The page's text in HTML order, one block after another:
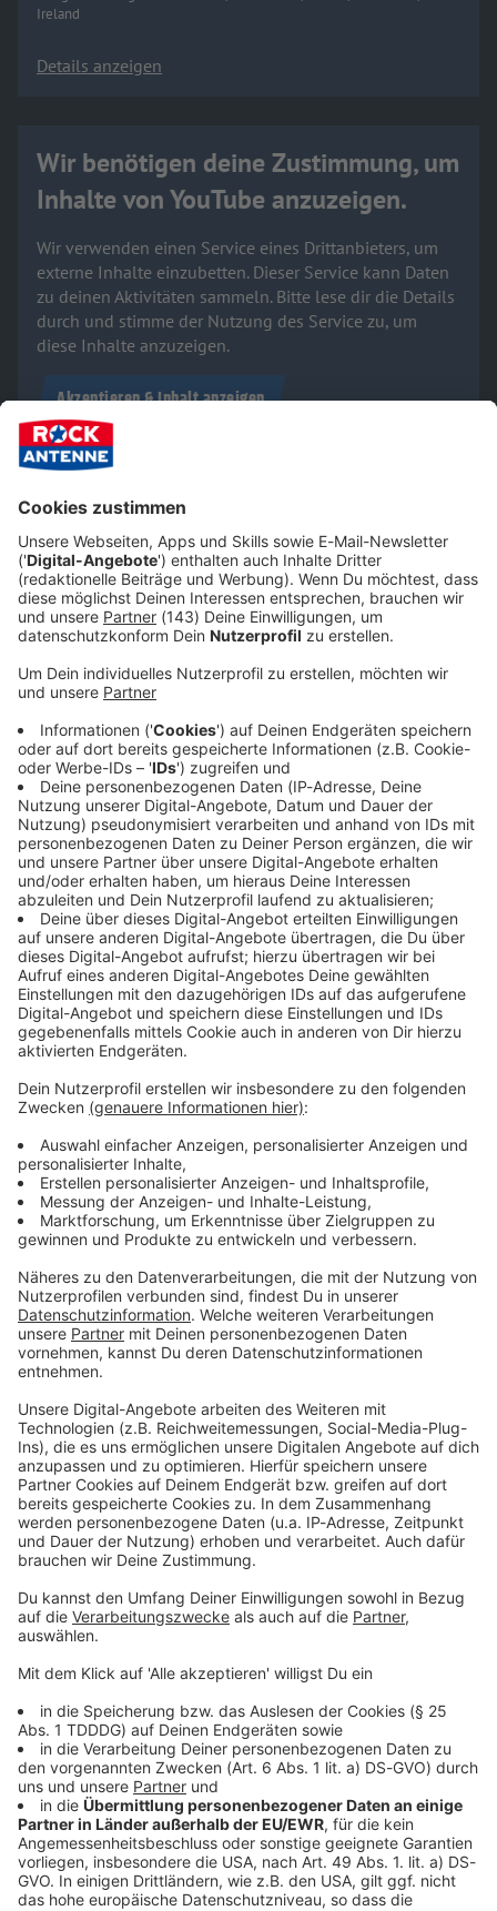
Ireland
Details anzeigen
Wir benötigen deine Zustimmung, um
Inhalte von YouTube anzuzeigen.
Wir verwenden einen Service eines Drittanbieters, um
externe Inhalte einzubetten. Dieser Service kann Daten
zu deinen Aktivitäten sammeln. Bitte lese dir die Details
durch und stimme der Nutzung des Service zu, um
diese Inhalte anzuzeigen.
Akzeptieren & Inhalt anzeigen
YouTube Video
Verarbeitendes Unternehmen
Google Building Gordon House, 4 Barrow St, Dublin, D04 E5W5,
Ireland
Details anzeigen
Broilers - "Hexenjagd"
Audiotitel - ROCK ANTENNE LiveROCK ANTENNE Live
Der beste Rock nonstop!
Der beste Rock nonstop!
Gerade läuft:Surfin' USA
M.O.D.
Keep on rocking!
Verpass' nichts mehr mit unserem kostenlosen ROCK
ANTENNE Rock-Newsletter. Ob Musiknews,
Interviews, Quizspaß oder unsere neuesten Aktionen -
wir informieren dich.
Zum Newsletter anmelden
Du möchtest uns etwas sagen?
Studio Hotline
Kontaktformular
Sprachnachricht
DAS KÖNNTE DICH AUCH INTERESSIEREN
Rockfakten